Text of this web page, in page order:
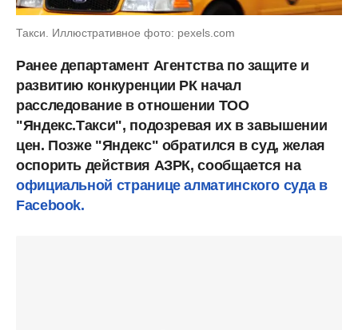
Такси. Иллюстративное фото: pexels.com
Ранее департамент Агентства по защите и
развитию конкуренции РК начал
расследование в отношении ТОО
"Яндекс.Такси", подозревая их в завышении
цен. Позже "Яндекс" обратился в суд, желая
оспорить действия АЗРК, сообщается на
официальной странице алматинского суда в
Facebook.